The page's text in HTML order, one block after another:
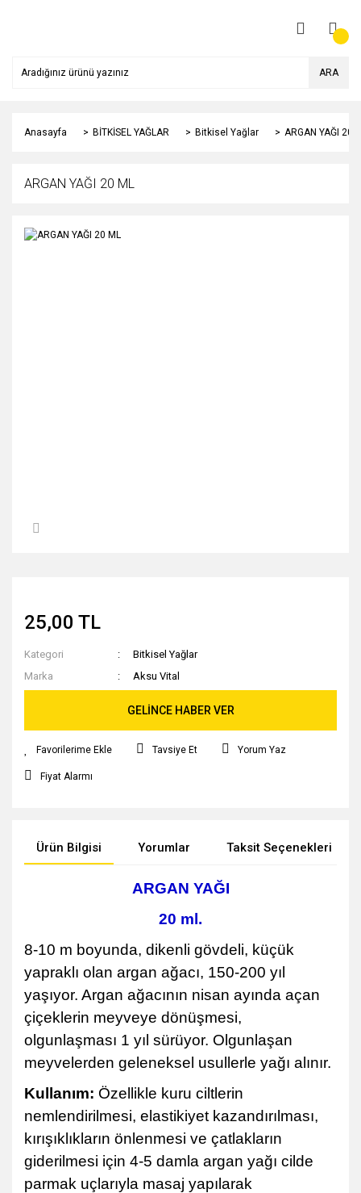
ARA
Anasayfa BİTKİSEL YAĞLAR Bitkisel Yağlar ARGAN YAĞI 20
ARGAN YAĞI 20 ML
25,00 TL
Kategori
Bitkisel Yağlar
Marka
Aksu Vital
GELİNCE HABER VER
Tavsiye Et Yorum Yaz
Fiyat Alarmı
Ürün Bilgisi Yorumlar Taksit Seçenekleri
ARGAN YAĞI
20 ml.
8-10 m boyunda, dikenli gövdeli, küçük
yapraklı olan argan ağacı, 150-200 yıl
yaşıyor. Argan ağacının nisan ayında açan
çiçeklerin meyveye dönüşmesi,
olgunlaşması 1 yıl sürüyor. Olgunlaşan
meyvelerden geleneksel usullerle yağı alınır.
Kullanım: Özellikle kuru ciltlerin
nemlendirilmesi, elastikiyet kazandırılması,
kırışıklıkların önlenmesi ve çatlakların
giderilmesi için 4-5 damla argan yağı cilde
parmak uçlarıyla masaj yapılarak